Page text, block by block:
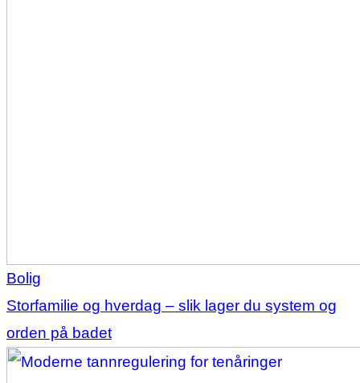
Bolig
Storfamilie og hverdag – slik lager du system og
orden på badet